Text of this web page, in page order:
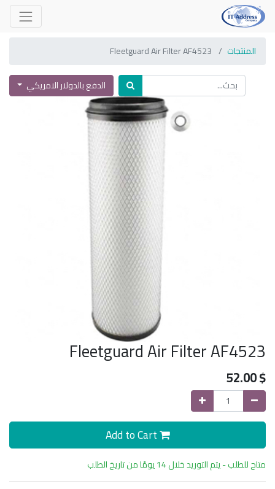
المنتجات Fleetguard Air Filter AF4523
الدفع بالدولار الامريكي
Fleetguard Air Filter AF4523
$
52.00
متاح للطلب - يتم التوريد خلال 14 يومًا من تاريخ الطلب